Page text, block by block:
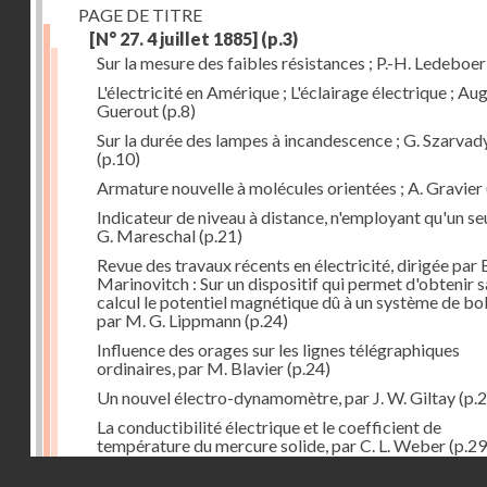
PAGE DE TITRE
[N° 27. 4 juillet 1885] (p.3)
Sur la mesure des faibles résistances ; P.-H. Ledeboer
L'électricité en Amérique ; L'éclairage électrique ;
Guerout(p.8)
Sur la durée des lampes à incandescence ; G.
(p.10)
Armature nouvelle à molécules orientées ; A. Gravier
Indicateur de niveau à distance, n'employant qu'un
G. Mareschal(p.21)
Revue des travaux récents en électricité, dirigée par
Marinovitch : Sur un dispositif qui permet d'obtenir
calcul le potentiel magnétique dû à un système de
par M. G. Lippmann(p.24)
Influence des orages sur les lignes télégraphiques
ordinaires, par M. Blavier(p.24)
Un nouvel électro-dynamomètre, par J. W. Giltay
La conductibilité électrique et le coefficient de
température du mercure solide, par C. L. Weber